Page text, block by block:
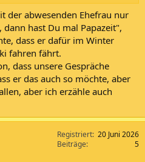
von ihm etwas kommen, die
Richtung zu gehen. Denn das:
Du auf Deiner Seite Gefühle
oft der Ausgangspunkt für eine
dass hier jedes weitere
ist das dann leider so: jedes
geht dann in eine gefährliche
sehen und eventuell als
ob es da Bedürfnisse gibt,
Und Kontakte mit dem
der abwesenden Ehefrau nur
hast Du mal Papazeit",
dass er dafür im Winter
fahren fährt.
dass unsere Gespräche
er das auch so möchte, aber
aber ich erzähle auch
Registriert 20 Juni 2026
Beiträge
5